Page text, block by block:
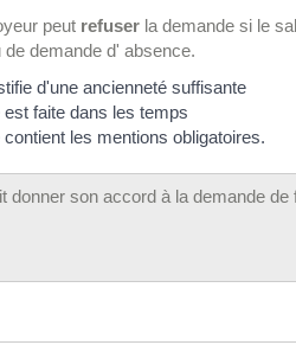
peut refuser la demande si le
de demande d' absence.
d'une ancienneté suffisante
est faite dans les temps
contient les mentions obligatoires.
donner son accord à la demande de